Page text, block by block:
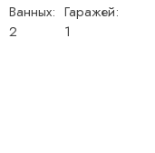
Ванных:
2
Гаражей:
1